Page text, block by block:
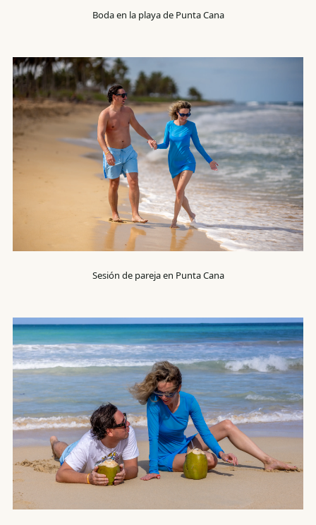
Boda en la playa de Punta Cana
Sesión de pareja en Punta Cana